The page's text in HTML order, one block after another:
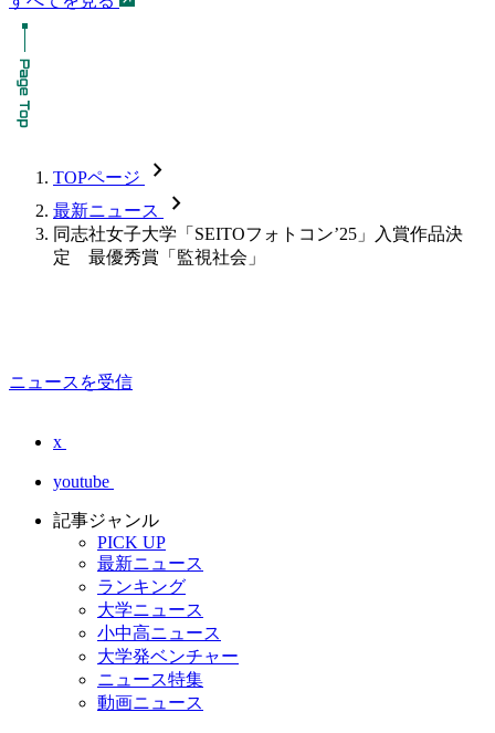
TOPページ chevron_forward
最新ニュース chevron_forward
同志社女子大学「SEITOフォトコン’25」入賞作品決
定 最優秀賞「監視社会」
ニュースを受信
x
youtube
記事ジャンル
PICK UP
最新ニュース
ランキング
大学ニュース
小中高ニュース
大学発ベンチャー
ニュース特集
動画ニュース